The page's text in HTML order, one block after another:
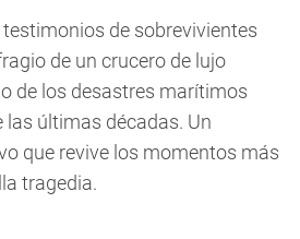
de sobrevivientes
de un crucero de lujo
de los desastres marítimos
últimas décadas. Un
que revive los momentos más
tragedia.